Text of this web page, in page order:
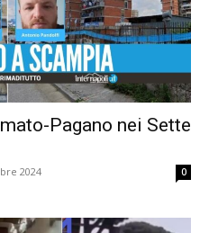
Pagano nei Sette
2024 0